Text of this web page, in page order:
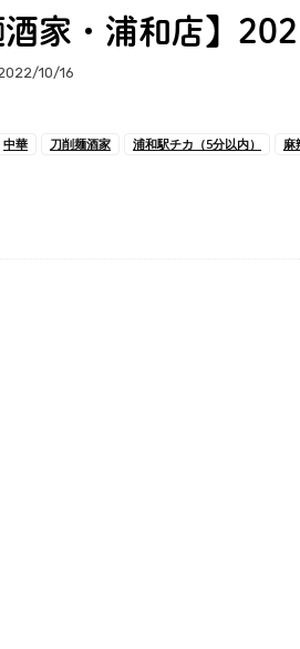
酒家・浦和店】
10/16
中華 刀削麺酒家 浦和駅チカ（5分以内） 麻